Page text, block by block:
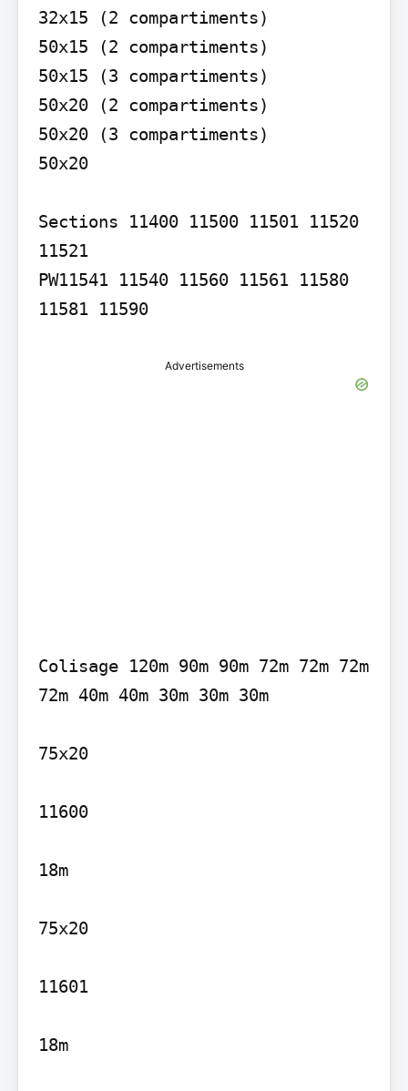
32x15 (2 compartiments)
50x15 (2 compartiments)
50x15 (3 compartiments)
50x20 (2 compartiments)
50x20 (3 compartiments)
50x20
Sections 11400 11500 11501 11520
11521
PW11541 11540 11560 11561 11580
11581 11590
Advertisements
Colisage 120m 90m 90m 72m 72m 72m
72m 40m 40m 30m 30m 30m
75x20
11600
18m
75x20
11601
18m